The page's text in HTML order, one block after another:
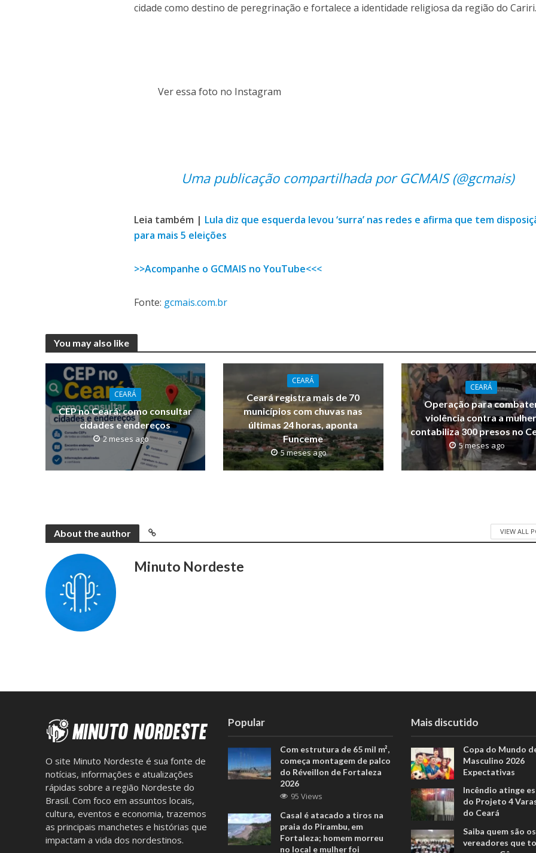
cidade como destino de peregrinação e fortalece a identidade religiosa da região do
Ver essa foto no Instagram
Uma publicação compartilhada por GCMAIS (@gcmais)
Leia também | Lula diz que esquerda levou ‘surra’ nas redes e afirma que tem
para mais 5 eleições
>>Acompanhe o GCMAIS no YouTube<<<
Fonte: gcmais.com.br
You may also like
CEARÁ
CEP no Ceará: como consultar
cidades e endereços
2 meses ago
CEARÁ
Ceará registra mais de 70
municípios com chuvas nas
últimas 24 horas, aponta
Funceme
5 meses ago
CEARÁ
Operação para
violência contra a
contabiliza 300 presos no
5 meses ago
About the author VIEW ALL
Minuto Nordeste
O site Minuto Nordeste é sua fonte de
notícias, informações e atualizações
rápidas sobre a região Nordeste do
Brasil. Com foco em assuntos locais,
cultura, eventos e economia, trazemos
as principais manchetes e histórias que
impactam a vida dos nordestinos.
Popular
Com estrutura de 65 mil m²,
começa montagem de palco
do Réveillon de Fortaleza
2026
95 Views
Casal é atacado a tiros na
praia do Pirambu, em
Fortaleza; homem morreu
no local e mulher foi
Mais discutido
Copa do Mundo
Masculino 2026
Expectativas
Incêndio atinge
do Projeto 4
do Ceará
Saiba quem são os
vereadores que